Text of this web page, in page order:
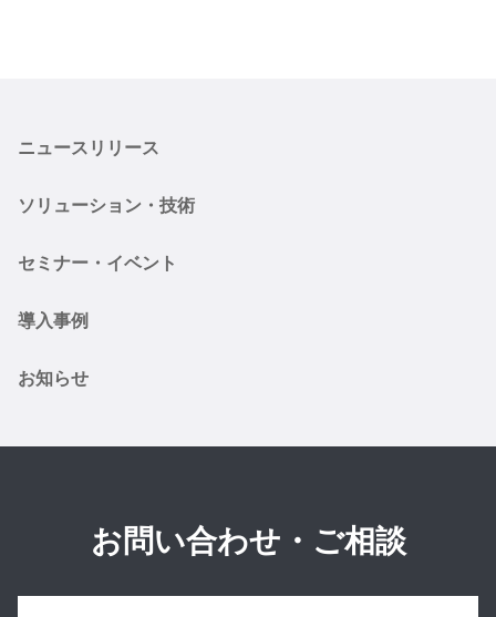
ニュースリリース
ソリューション・技術
セミナー・イベント
導入事例
お知らせ
お問い合わせ・ご相談